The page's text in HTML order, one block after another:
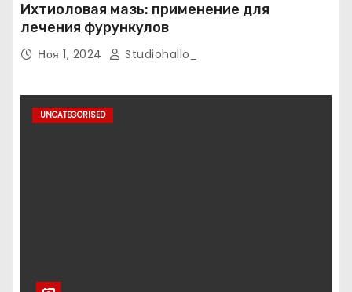
Ихтиоловая мазь: применение для
лечения фурункулов
Ноя 1, 2024 Studiohallo_
UNCATEGORISED